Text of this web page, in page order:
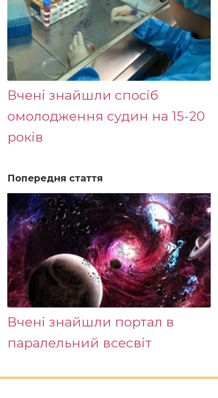
Вчені знайшли спосіб
омолодження судин на 15-20
років
Попередня стаття
Вчені знайшли портал в
паралельний всесвіт